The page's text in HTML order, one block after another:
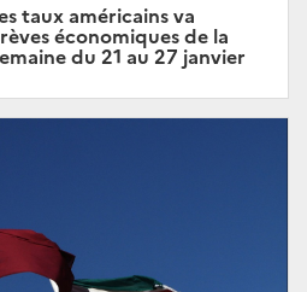
taux américains va
économiques de la
du 21 au 27 janvier